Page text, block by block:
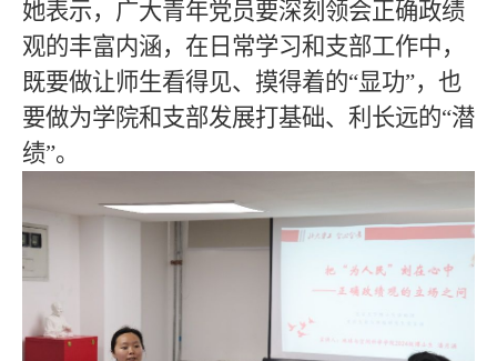
她表示，广大青年党员要深刻领会正确政绩
观的丰富内涵，在日常学习和支部工作中，
既要做让师生看得见、摸得着的“显功”，也
要做为学院和支部发展打基础、利长远的“潜
绩”。